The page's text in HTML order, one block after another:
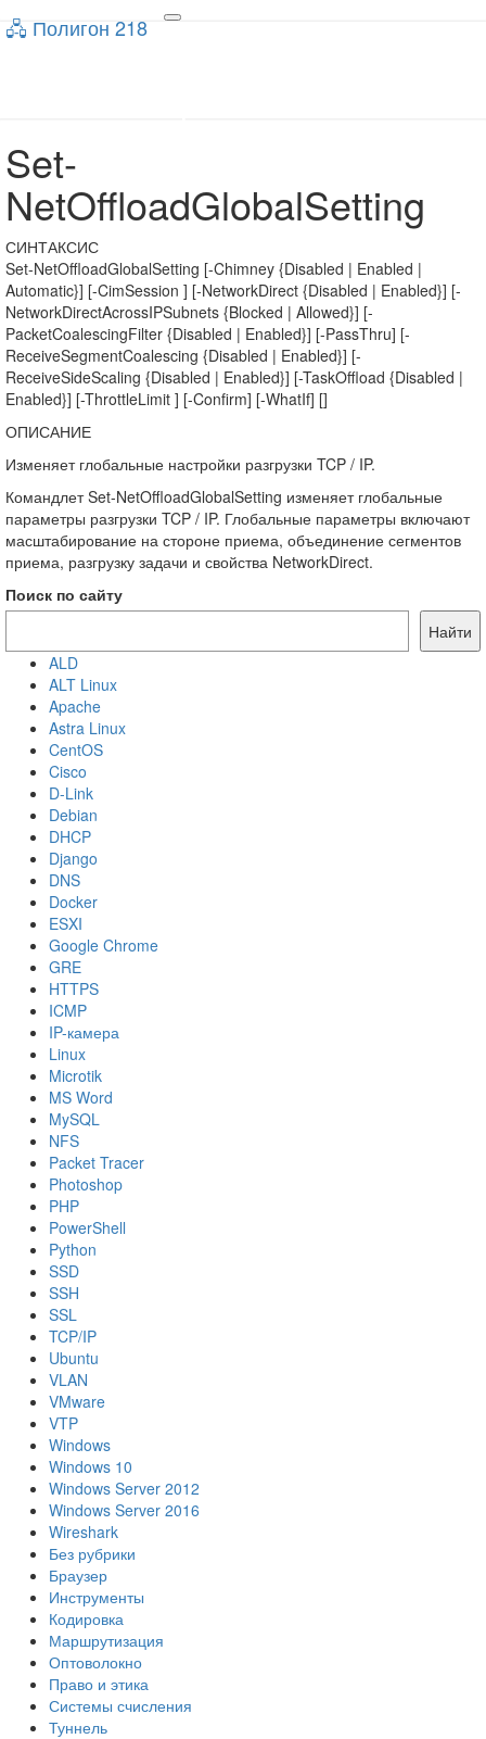
Toggle
🖧 Полигон 218
🖧 Полигон 218
Set-
NetOffloadGlobalSetting
Set-
NetOffloadGlobalSetting
СИНТАКСИС
Set-NetOffloadGlobalSetting [-Chimney {Disabled | Enabled |
Automatic}] [-CimSession ] [-NetworkDirect {Disabled | Enabled}] [-
NetworkDirectAcrossIPSubnets {Blocked | Allowed}] [-
PacketCoalescingFilter {Disabled | Enabled}] [-PassThru] [-
ReceiveSegmentCoalescing {Disabled | Enabled}] [-
ReceiveSideScaling {Disabled | Enabled}] [-TaskOffload {Disabled |
Enabled}] [-ThrottleLimit ] [-Confirm] [-WhatIf] []
ОПИСАНИЕ
Изменяет глобальные настройки разгрузки TCP / IP.
Командлет Set-NetOffloadGlobalSetting изменяет глобальные
параметры разгрузки TCP / IP. Глобальные параметры включают
масштабирование на стороне приема, объединение сегментов
приема, разгрузку задачи и свойства NetworkDirect.
Поиск по сайту
Найти
ALD
ALT Linux
Apache
Astra Linux
CentOS
Cisco
D-Link
Debian
DHCP
Django
DNS
Docker
ESXI
Google Chrome
GRE
HTTPS
ICMP
IP-камера
Linux
Microtik
MS Word
MySQL
NFS
Packet Tracer
Photoshop
PHP
PowerShell
Python
SSD
SSH
SSL
TCP/IP
Ubuntu
VLAN
VMware
VTP
Windows
Windows 10
Windows Server 2012
Windows Server 2016
Wireshark
Без рубрики
Браузер
Инструменты
Кодировка
Маршрутизация
Оптоволокно
Право и этика
Системы счисления
Туннель